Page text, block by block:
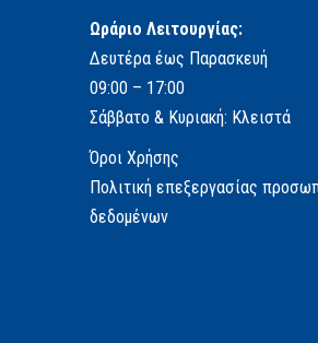
Ωράριο Λειτουργίας:
Δευτέρα έως Παρασκευή
09:00 – 17:00
Σάββατο & Κυριακή: Κλειστά
Όροι Χρήσης
Πολιτική επεξεργασίας
δεδομένων